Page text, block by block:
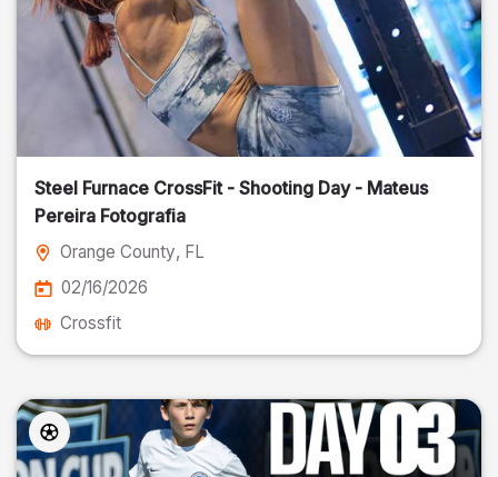
Steel Furnace CrossFit - Shooting Day - Mateus
Pereira Fotografia
Orange County, FL
02/16/2026
Crossfit